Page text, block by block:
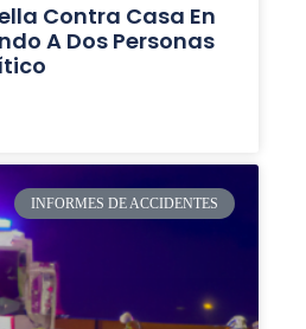
Contra Casa En
A Dos Personas
INFORMES DE ACCIDENTES